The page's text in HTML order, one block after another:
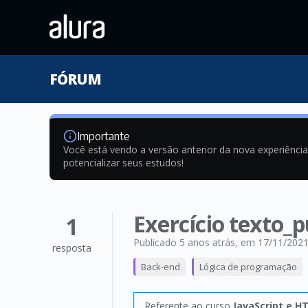
FÓRUM
Importante
Você está vendo a versão anterior da nova
potencializar seus estudos!
1
resposta
Exercício
Publicado 5 anos atrás, em 17/11/2021
Back-end Lógica de programação